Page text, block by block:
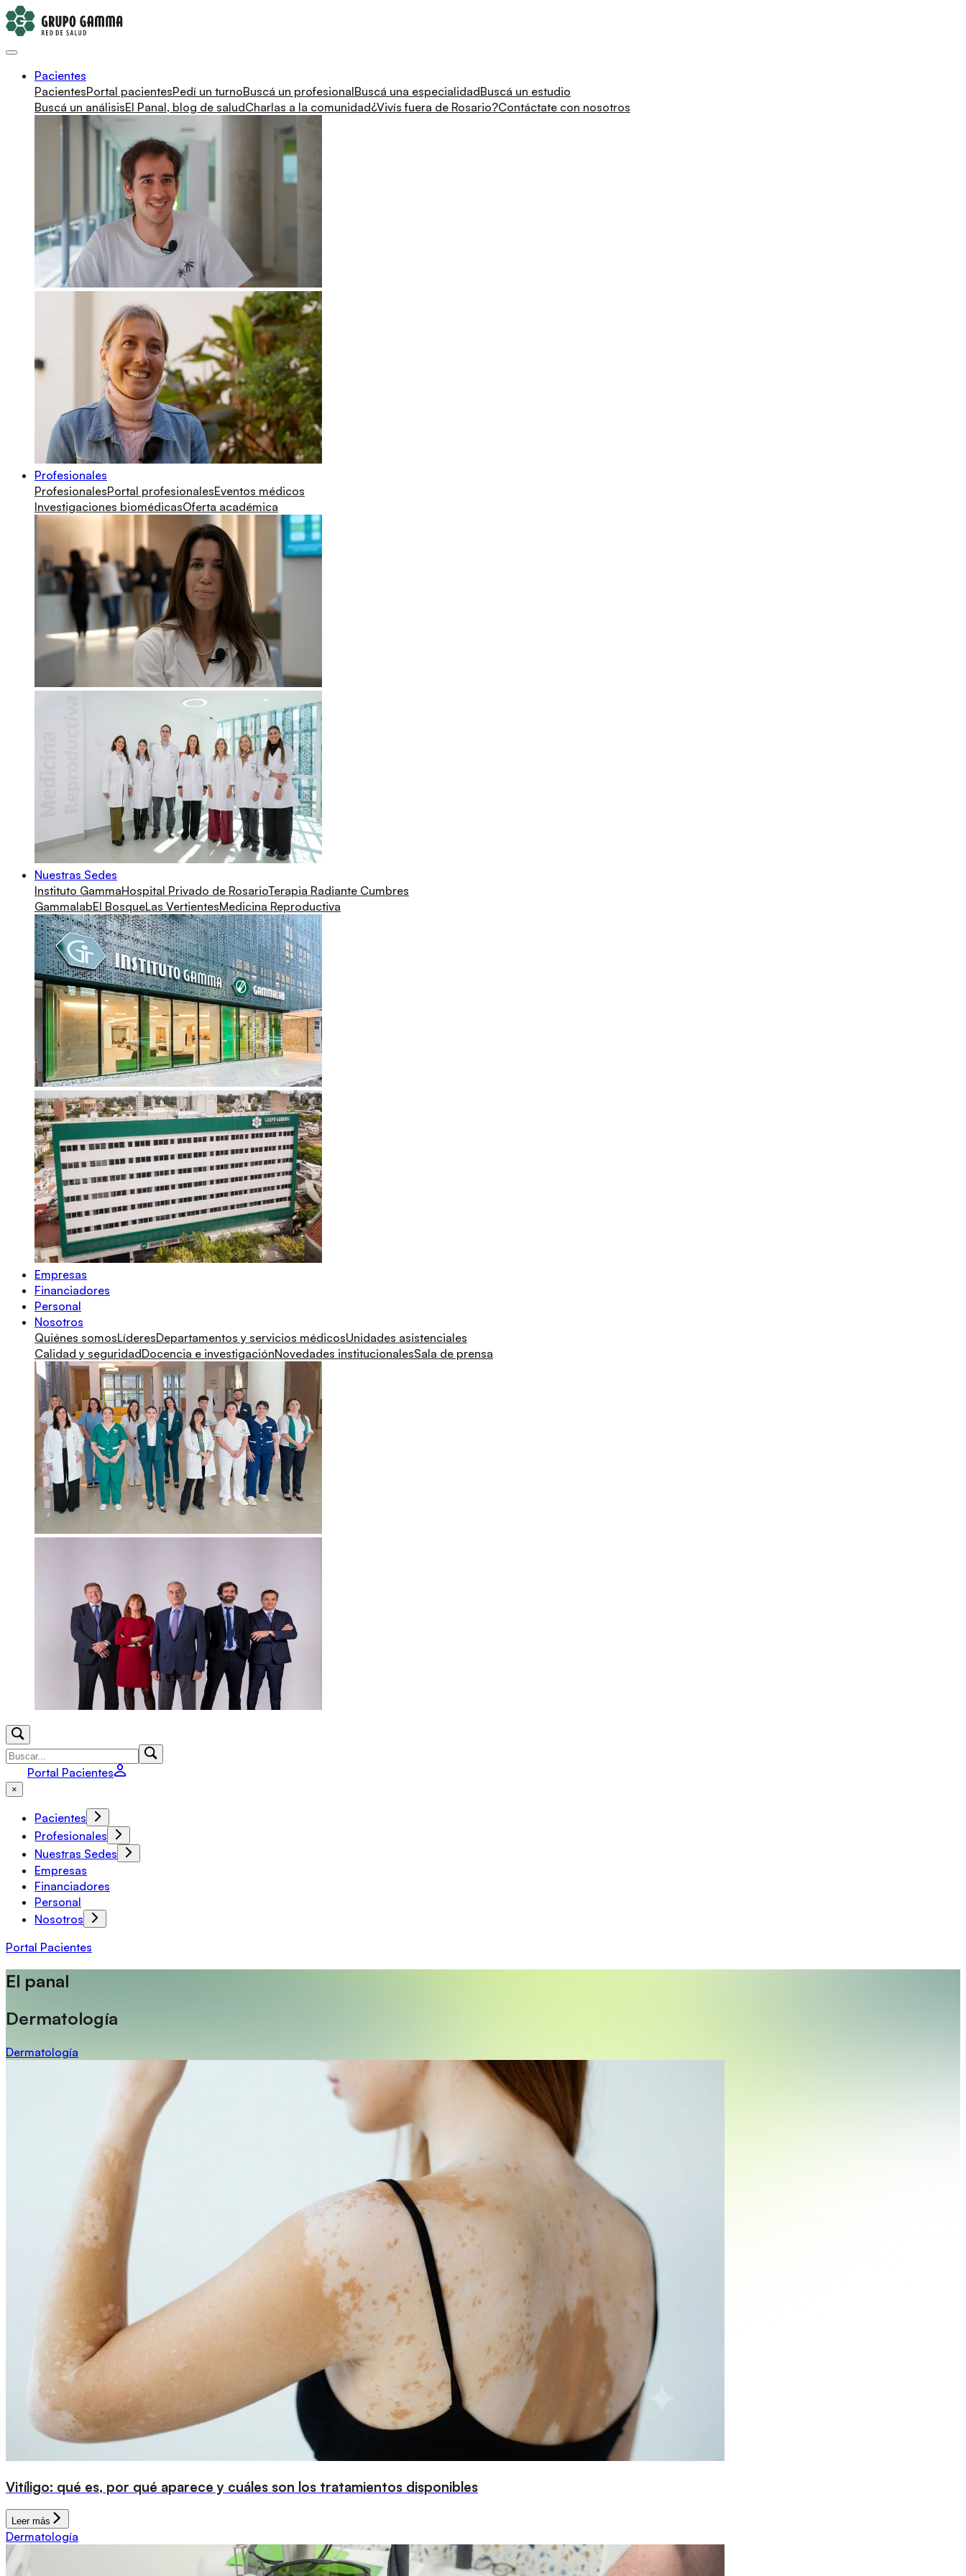
Pacientes
PacientesPortal pacientesPedí un turnoBuscá un profesionalBuscá una especialidadBuscá un estudio
Buscá un análisisEl Panal, blog de saludCharlas a la comunidad¿Vivís fuera de Rosario?Contáctate con nosotros
Profesionales
ProfesionalesPortal profesionalesEventos médicos
Investigaciones biomédicasOferta académica
Nuestras Sedes
Instituto GammaHospital Privado de RosarioTerapia Radiante Cumbres
GammalabEl BosqueLas VertientesMedicina Reproductiva
Empresas
Financiadores
Personal
Nosotros
Quiénes somosLíderesDepartamentos y servicios médicosUnidades asistenciales
Calidad y seguridadDocencia e investigaciónNovedades institucionalesSala de prensa
Portal Pacientes
×
Pacientes
Profesionales
Nuestras Sedes
Empresas
Financiadores
Personal
Nosotros
Portal Pacientes
El panal
Dermatología
Dermatología
Vitíligo: qué es, por qué aparece y cuáles son los tratamientos disponibles
Leer más
Dermatología